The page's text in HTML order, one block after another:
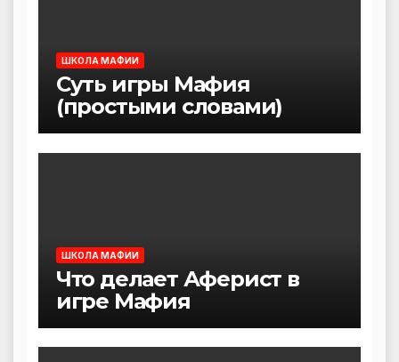
ШКОЛА МАФИИ
Суть игры Мафия
(простыми словами)
ШКОЛА МАФИИ
Что делает Аферист в
игре Мафия